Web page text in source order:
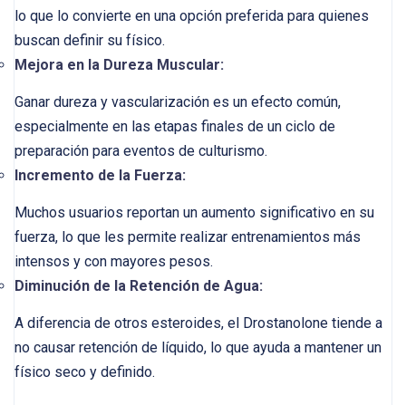
lo que lo convierte en una opción preferida para quienes
buscan definir su físico.
Mejora en la Dureza Muscular:
Ganar dureza y vascularización es un efecto común,
especialmente en las etapas finales de un ciclo de
preparación para eventos de culturismo.
Incremento de la Fuerza:
Muchos usuarios reportan un aumento significativo en su
fuerza, lo que les permite realizar entrenamientos más
intensos y con mayores pesos.
Diminución de la Retención de Agua:
A diferencia de otros esteroides, el Drostanolone tiende a
no causar retención de líquido, lo que ayuda a mantener un
físico seco y definido.